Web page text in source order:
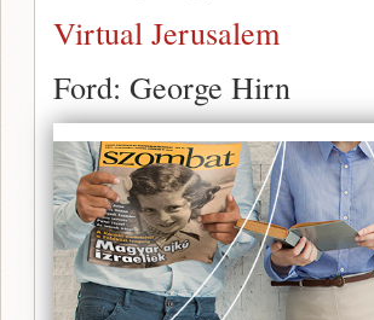
Virtual Jerusalem
Ford: George Hirn